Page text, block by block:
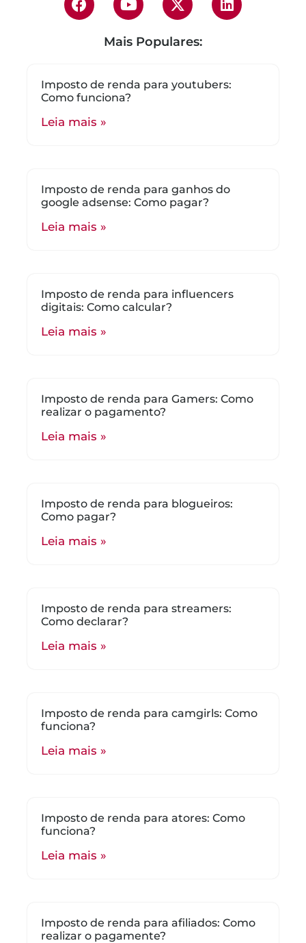
Mais Populares:
Imposto de renda para youtubers:
Como funciona?
Leia mais »
Imposto de renda para ganhos do
google adsense: Como pagar?
Leia mais »
Imposto de renda para influencers
digitais: Como calcular?
Leia mais »
Imposto de renda para Gamers: Como
realizar o pagamento?
Leia mais »
Imposto de renda para blogueiros:
Como pagar?
Leia mais »
Imposto de renda para streamers:
Como declarar?
Leia mais »
Imposto de renda para camgirls: Como
funciona?
Leia mais »
Imposto de renda para atores: Como
funciona?
Leia mais »
Imposto de renda para afiliados: Como
realizar o pagamente?